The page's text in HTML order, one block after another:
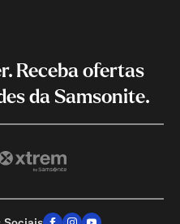
Receba ofertas
da Samsonite.